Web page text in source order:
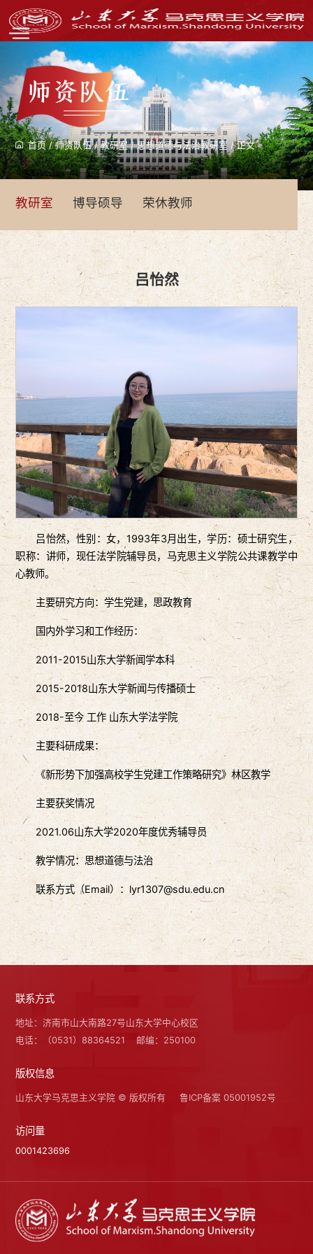
师资队伍
首页/师资队伍/教研室/思想道德与法治教研室 /正文
教研室 博导硕导 荣休教师
吕怡然
吕怡然，性别：女，1993年3月出生，学历：硕士研究生，
职称：讲师，现任法学院辅导员，马克思主义学院公共课教学中
心教师。
主要研究方向：学生党建，思政教育
国内外学习和工作经历：
2011-2015山东大学新闻学本科
2015-2018山东大学新闻与传播硕士
2018-至今 工作 山东大学法学院
主要科研成果：
《新形势下加强高校学生党建工作策略研究》林区教学
主要获奖情况
2021.06山东大学2020年度优秀辅导员
教学情况：思想道德与法治
联系方式（Email）：lyr1307@sdu.edu.cn
联系方式
地址：济南市山大南路27号山东大学中心校区
电话：（0531）88364521
邮编：250100
版权信息
山东大学马克思主义学院 © 版权所有 鲁ICP备案 05001952号
访问量
0001423696